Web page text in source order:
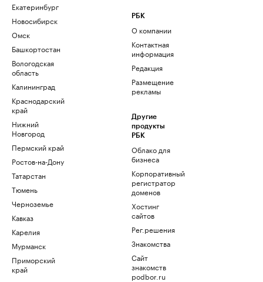
Екатеринбург
Новосибирск
Омск
Башкортостан
Вологодская
область
Калининград
Краснодарский
край
Нижний
Новгород
Пермский край
Ростов-на-Дону
Татарстан
Тюмень
Черноземье
Кавказ
Карелия
Мурманск
Приморский
край
РБК
О компании
Контактная
информация
Редакция
Размещение
рекламы
Другие
продукты
РБК
Облако для
бизнеса
Корпоративный
регистратор
доменов
Хостинг
сайтов
Рег.решения
Знакомства
Сайт
знакомств
podbor.ru